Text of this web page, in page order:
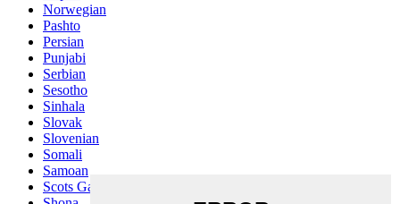
Norwegian
Pashto
Persian
Punjabi
Serbian
Sesotho
Sinhala
Slovak
Slovenian
Somali
Samoan
Scots Gaelic